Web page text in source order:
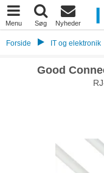
Menu Søg Nyheder
Forside IT og elektronik
Good